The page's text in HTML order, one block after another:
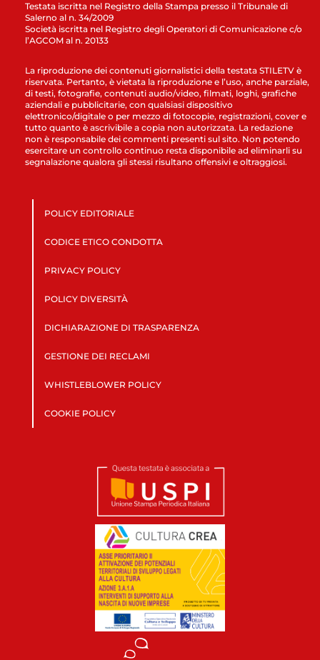
Testata iscritta nel Registro della Stampa presso il Tribunale di
Salerno al n. 34/2009
Società iscritta nel Registro degli Operatori di Comunicazione c/o
l’AGCOM al n. 20133
La riproduzione dei contenuti giornalistici della testata STILETV è
riservata. Pertanto, è vietata la riproduzione e l’uso, anche parziale,
di testi, fotografie, contenuti audio/video, filmati, loghi, grafiche
aziendali e pubblicitarie, con qualsiasi dispositivo
elettronico/digitale o per mezzo di fotocopie, registrazioni, cover e
tutto quanto è ascrivibile a copia non autorizzata. La redazione
non è responsabile dei commenti presenti sul sito. Non potendo
esercitare un controllo continuo resta disponibile ad eliminarli su
segnalazione qualora gli stessi risultano offensivi e oltraggiosi.
POLICY EDITORIALE
CODICE ETICO CONDOTTA
PRIVACY POLICY
POLICY DIVERSITÀ
DICHIARAZIONE DI TRASPARENZA
GESTIONE DEI RECLAMI
WHISTLEBLOWER POLICY
COOKIE POLICY